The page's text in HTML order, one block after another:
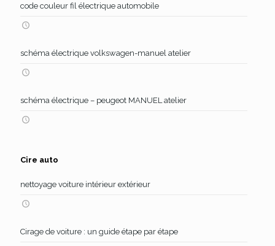
code couleur fil électrique automobile
schéma électrique volkswagen-manuel atelier
schéma électrique – peugeot MANUEL atelier
Cire auto
nettoyage voiture intérieur extérieur
Cirage de voiture : un guide étape par étape